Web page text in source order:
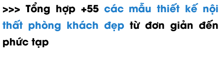
>>> Tổng hợp +55 các mẫu thiết kế nội
thất phòng khách đẹp từ đơn giản đến
phức tạp